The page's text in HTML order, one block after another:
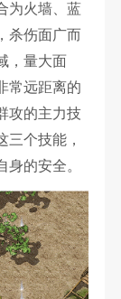
为火墙、蓝
杀伤面广而
，量大面
常远距离的
攻的主力技
三个技能，
的安全。